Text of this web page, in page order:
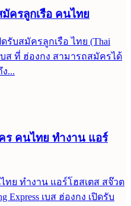
ครลูกเรือ คนไทย
ดรับสมัครลูกเรือ ไทย (Thai
ส ที่ ฮ่องกง สามารถสมัครได้
...
ร คนไทย ทำงาน แอร์
ทย ทำงาน แอร์โฮสเตส สจ๊วต
Express เบส ฮ่องกง เปิดรับ